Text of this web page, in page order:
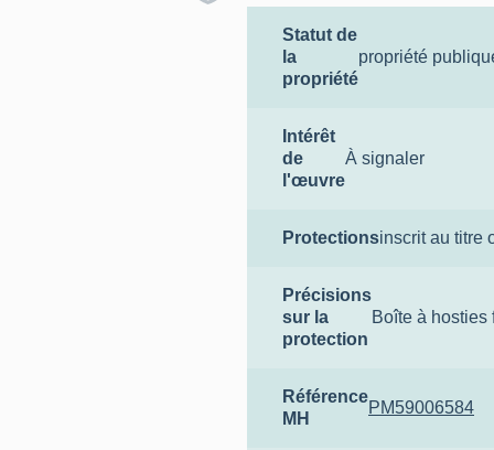
Statut de
la
propriété
propriété
Intérêt
de
l'œuvre
À signaler
Protectionsinscrit au titre
Précisions
sur la
protection
Boîte à hosties
Référence
MH
PM59006584